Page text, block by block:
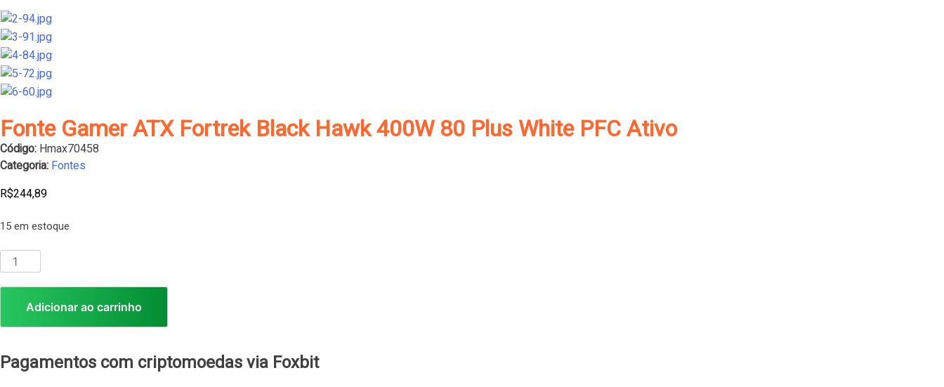
Fonte Gamer ATX Fortrek Black Hawk 400W 80 Plus White PFC Ativo
Código: Hmax70458
Categoria: Fontes
R$244,89
15 em estoque
Adicionar ao carrinho
Pagamentos com criptomoedas via Foxbit